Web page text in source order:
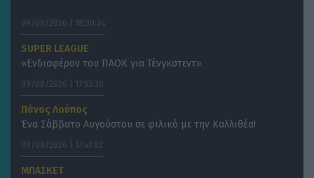
09/08/2026 | 18:30:34
SUPER LEAGUE
«Ενδιαφέρον του ΠΑΟΚ για Τένγκστεντ»
09/08/2026 | 17:53:20
Πάνος Λούπος
Ένα Σάββατο Αυγούστου σε φιλικό με την Καλλιθέα!
09/08/2026 | 17:47:02
ΜΠΑΣΚΕΤ